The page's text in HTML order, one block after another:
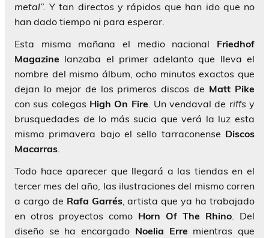
metal”. Y tan directos y rápidos que han ido que no
han dado tiempo ni para esperar.
Esta misma mañana el medio nacional Friedhof
Magazine lanzaba el primer adelanto que lleva el
nombre del mismo álbum, ocho minutos exactos que
dejan lo mejor de los primeros discos de Matt Pike
con sus colegas High On Fire. Un vendaval de riffs y
brusquedades de lo más sucia que verá la luz esta
misma primavera bajo el sello tarraconense Discos
Macarras.
Todo hace aparecer que llegará a las tiendas en el
tercer mes del año, las ilustraciones del mismo corren
a cargo de Rafa Garrés, artista que ya ha trabajado
en otros proyectos como Horn Of The Rhino. Del
diseño se ha encargado Noelia Erre mientras que